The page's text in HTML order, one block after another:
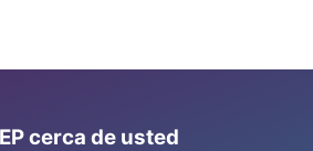
cerca de usted